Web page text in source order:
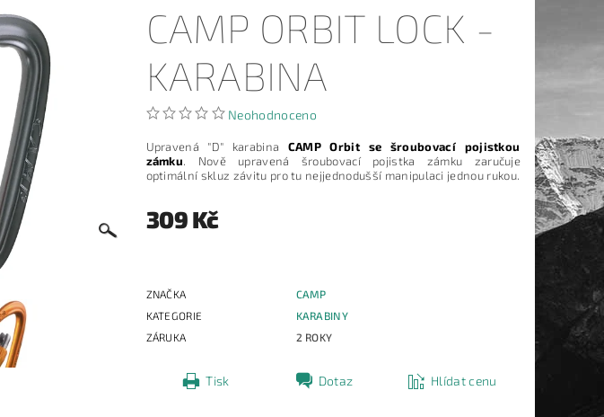
CAMP ORBIT LOCK -
KARABINA
Neohodnoceno
Upravená "D" karabina CAMP Orbit se šroubovací pojistkou
zámku. Nově upravená šroubovací pojistka zámku zaručuje
optimální skluz závitu pro tu nejjednodušší manipulaci jednou rukou.
309 Kč
ZNAČKA
CAMP
KATEGORIE
KARABINY
ZÁRUKA
2 ROKY
Tisk Dotaz Hlídat cenu